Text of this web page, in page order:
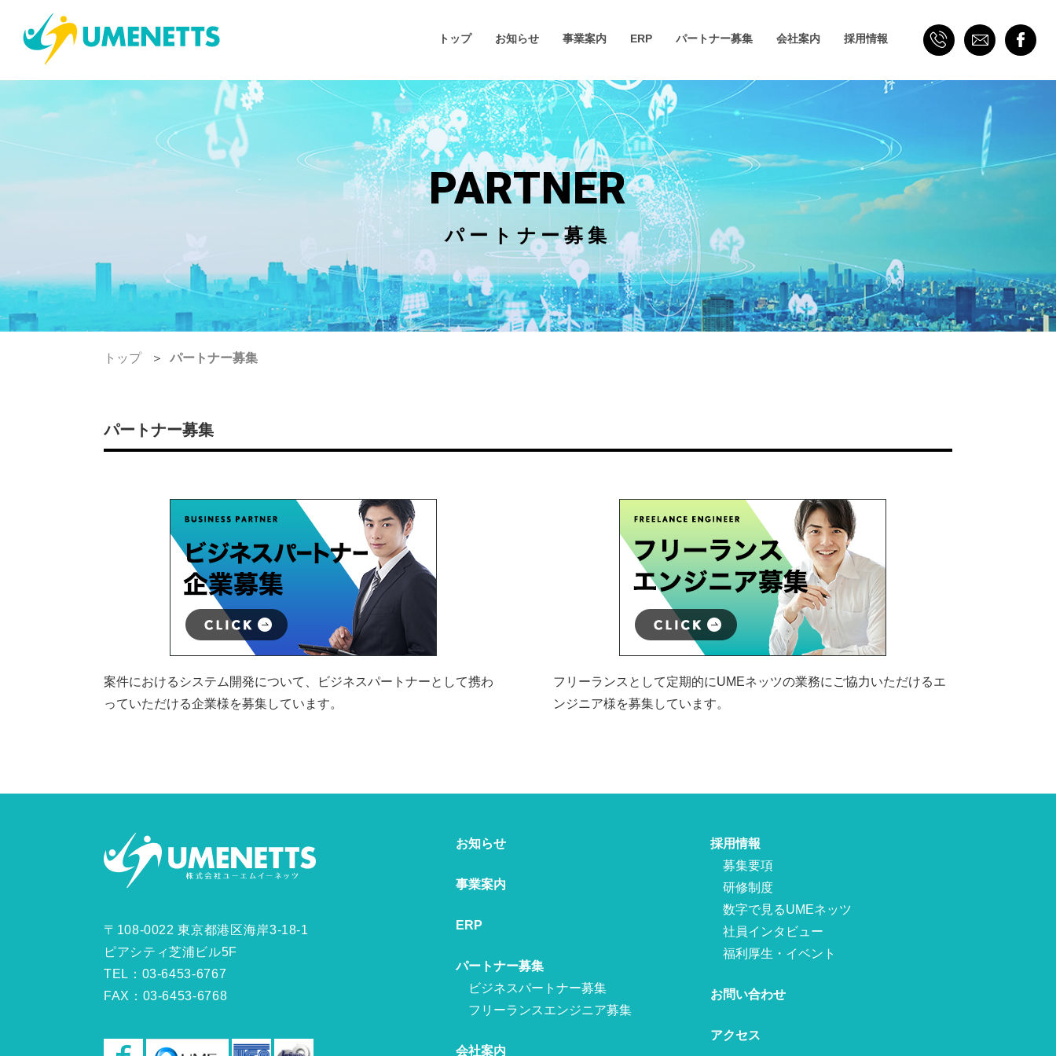
トップ お知らせ 事業案内 ERP パートナー募集 会社案内 採用情報
PARTNER
パートナー募集
トップ パートナー募集
パートナー募集
案件におけるシステム開発について、ビジネスパートナーとして携わ
っていただける企業様を募集しています。
フリーランスとして定期的にUMEネッツの業務にご協力いただけるエ
ンジニア様を募集しています。
〒108-0022 東京都港区海岸3-18-1
ピアシティ芝浦ビル5F
TEL：03-6453-6767
FAX：03-6453-6768
お知らせ
事業案内
ERP
パートナー募集
ビジネスパートナー募集
フリーランスエンジニア募集
会社案内
採用情報
募集要項
研修制度
数字で見るUMEネッツ
社員インタビュー
福利厚生・イベント
お問い合わせ
アクセス